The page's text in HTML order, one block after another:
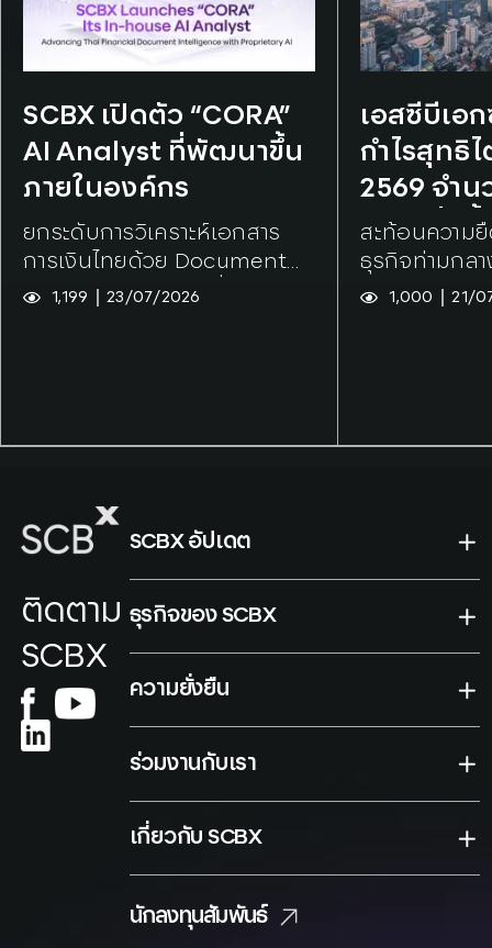
Tags:SCBX
SCBX เปิดตัว “CORA”
AI Analyst ที่พัฒนาขึ้น
ภายในองค์กร
ยกระดับการวิเคราะห์เอกสาร
การเงินไทยด้วย Document
Intelligence พร้อมยื่นจดสิทธิ
1,199 23/07/2026
SCBX
เอสซีบีเอ
กำไรสุทธิ
2569 จำน
บาท เพิ่มขึ้
จากไตรม
สะท้อนความ
ธุรกิจท่ามกล
1,000 21/
ติดตาม
SCBX
SCBX อัปเดต
ธุรกิจของ SCBX
ความยั่งยืน
ร่วมงานกับเรา
เกี่ยวกับ SCBX
นักลงทุนสัมพันธ์